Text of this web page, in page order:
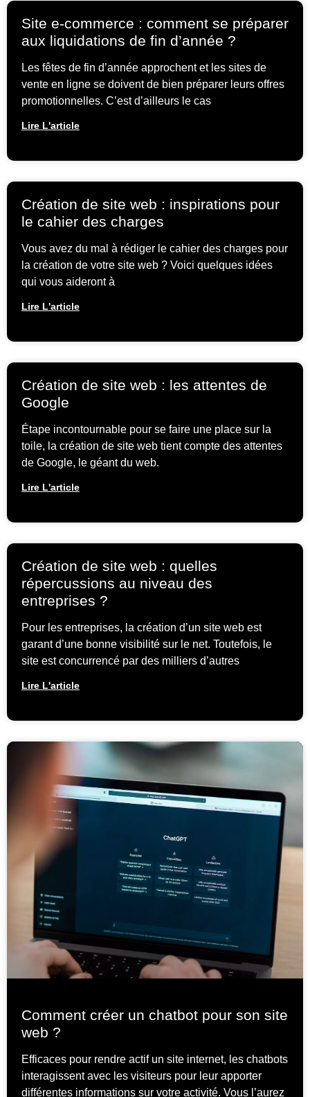
Site e-commerce : comment se préparer
aux liquidations de fin d’année ?
Les fêtes de fin d’année approchent et les sites de
vente en ligne se doivent de bien préparer leurs offres
promotionnelles. C’est d’ailleurs le cas
Lire L'article
Création de site web : inspirations pour
le cahier des charges
Vous avez du mal à rédiger le cahier des charges pour
la création de votre site web ? Voici quelques idées
qui vous aideront à
Lire L'article
Création de site web : les attentes de
Google
Étape incontournable pour se faire une place sur la
toile, la création de site web tient compte des attentes
de Google, le géant du web.
Lire L'article
Création de site web : quelles
répercussions au niveau des
entreprises ?
Pour les entreprises, la création d’un site web est
garant d’une bonne visibilité sur le net. Toutefois, le
site est concurrencé par des milliers d’autres
Lire L'article
Comment créer un chatbot pour son site
web ?
Efficaces pour rendre actif un site internet, les chatbots
interagissent avec les visiteurs pour leur apporter
différentes informations sur votre activité. Vous l’aurez